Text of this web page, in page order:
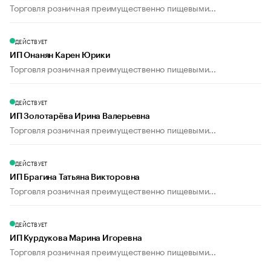
Торговля розничная преимущественно пищевыми...
ДЕЙСТВУЕТ
ИП Онанян Карен Юрики
Торговля розничная преимущественно пищевыми...
ДЕЙСТВУЕТ
ИП Золотарёва Ирина Валерьевна
Торговля розничная преимущественно пищевыми...
ДЕЙСТВУЕТ
ИП Брагина Татьяна Викторовна
Торговля розничная преимущественно пищевыми...
ДЕЙСТВУЕТ
ИП Курдукова Марина Игоревна
Торговля розничная преимущественно пищевыми...